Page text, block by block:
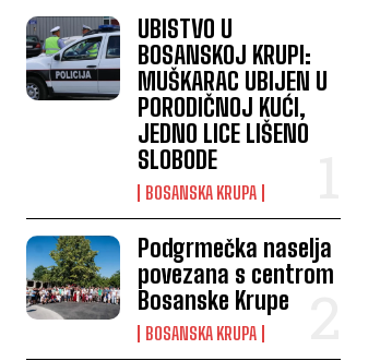
UBISTVO U
BOSANSKOJ KRUPI:
MUŠKARAC UBIJEN U
PORODIČNOJ KUĆI,
JEDNO LICE LIŠENO
SLOBODE
BOSANSKA KRUPA
Podgrmečka naselja
povezana s centrom
Bosanske Krupe
BOSANSKA KRUPA